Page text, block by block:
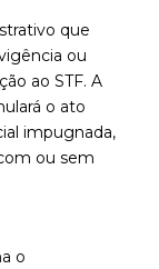
que
ou
ao STF. A
o ato
impugnada,
ou sem
o